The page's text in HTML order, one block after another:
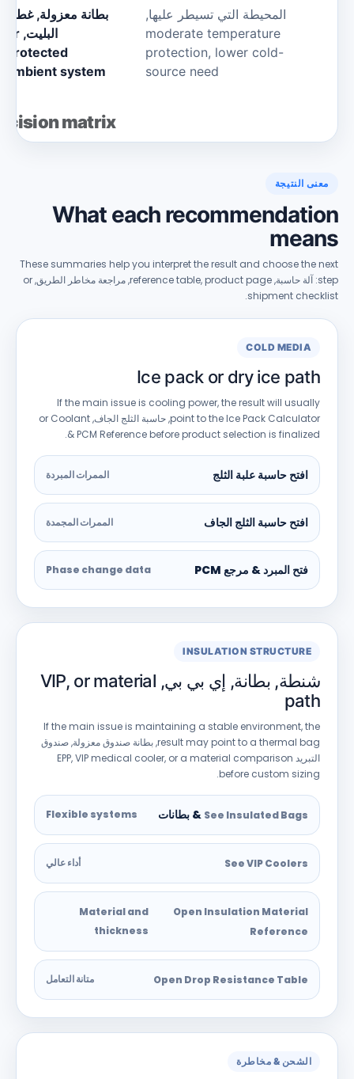
decision matrix
المحيطة التي تسيطر عليها,
moderate temperature
protection, lower cold-
source need
بطانة معزولة, غطاء
البليت,or
protected
ambient system
النتيجة
What each
These summaries help you interpret the result and choose the
: آلة حاسبة, reference table,product page , مراجعة مخاطر الطريق, or
shipment
.
COLD MEDIA
Ice pack or dry ice path
If the main issue is cooling power,the result will usually
point to the Ice Pack Calculator, حاسبة الثلج الجاف,or Coolant
&PCM Reference before product selection is finalized
.
افتح حاسبة علبة الثلج الممرات المبردة
افتح حاسبة الثلج الجاف الممرات المجمدة
فتح المبرد & مرجع PCM Phase change data
INSULATION STRUCTURE
شنطة, بطانة, إي بي بي, VIP, or material
path
If the main issue is maintaining a stable environment
result may point to a thermal bag, بطانة صندوق معزولة, صندوق
VIP medical cooler,or a material comparison
before custom sizing
.
See Insulated Bags& بطانات Flexible systems
See VIP Coolers أداء عالي
Open Insulation Material
Reference
Material and
thickness
Open Drop Resistance Table متانة التعامل
الشحن & مخاطرة